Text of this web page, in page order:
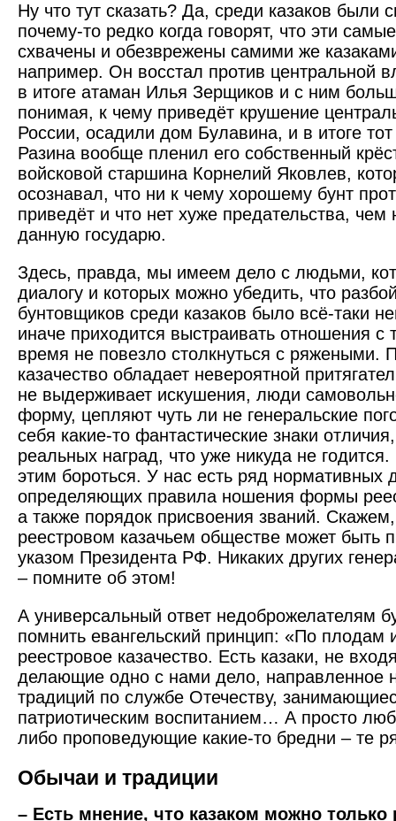
Ну что тут сказать? Да, среди казаков были
почему-то редко когда говорят, что эти
схвачены и обезврежены самими же
например. Он восстал против цент­ральной
в итоге атаман Илья Зерщиков и с ним
понимая, к чему приведёт крушение
России, осадили дом Булавина, и в итоге тот
Разина вообще пленил его собственный
войсковой старшина Корнелий Яковлев,
осознавал, что ни к чему хорошему бунт
приведёт и что нет хуже предательства, чем
данную государю.
Здесь, правда, мы имеем дело с людьми,
диалогу и которых можно убедить, что
бунтовщиков среди казаков было всё-таки
иначе приходится выстраивать отношения с
время не повезло столкнуться с ряжеными.
казачество обладает невероятной
не выдерживает искушения, люди
форму, цепляют чуть ли не генеральские
себя какие-то фантастические знаки
реальных наград, что уже никуда не
этим бороться. У нас есть ряд нормативных
определяющих правила ношения формы
а также порядок присвоения званий.
реестровом казачьем обществе может быть
указом Президента РФ. Никаких других
– помните об этом!
А универсальный ответ недоброжелателям
помнить евангельский принцип: «По плодам
реестровое казачество. Есть казаки, не
делающие одно с нами дело, направленное
традиций по службе Отечеству,
патриотическим воспитанием… А просто
либо проповедующие какие-то бредни – те
Обычаи и традиции
– Есть мнение, что казаком можно только